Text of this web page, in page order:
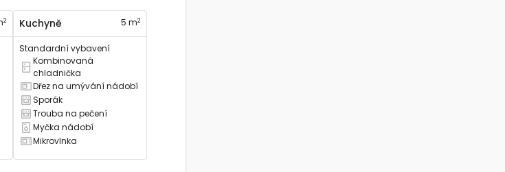
2 Kuchyně 5 m2
Standardní vybavení
Má kombinovanou lednici
Kombinovaná
chladnička
Má kuchyňský dřez
Dřez na umývání nádobí
Má sporák
Sporák
Má troubu na pečení
Trouba na pečení
Má myčku nádobí
Myčka nádobí
Má mikrovlnku
Mikrovlnka